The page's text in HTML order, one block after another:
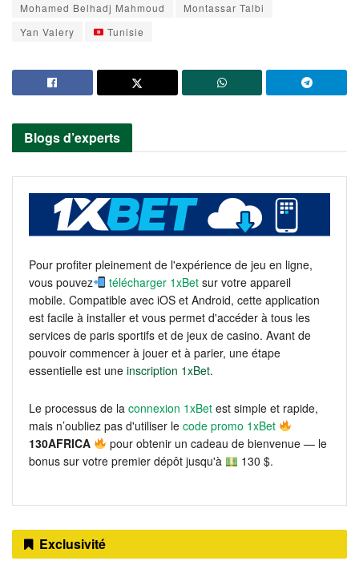
Mohamed Belhadj Mahmoud
Montassar Talbi
Yan Valery
Tunisie
Blogs d’experts
Pour profiter pleinement de l'expérience de jeu en ligne,
vous pouvez
télécharger 1xBet sur votre appareil
mobile. Compatible avec iOS et Android, cette application
est facile à installer et vous permet d'accéder à tous les
services de paris sportifs et de jeux de casino. Avant de
pouvoir commencer à jouer et à parier, une étape
essentielle est une inscription 1xBet.
Le processus de la connexion 1xBet est simple et rapide,
mais n’oubliez pas d'utiliser le code promo 1xBet
130AFRICA
pour obtenir un cadeau de bienvenue — le
bonus sur votre premier dépôt jusqu'à
130 $.
Exclusivité